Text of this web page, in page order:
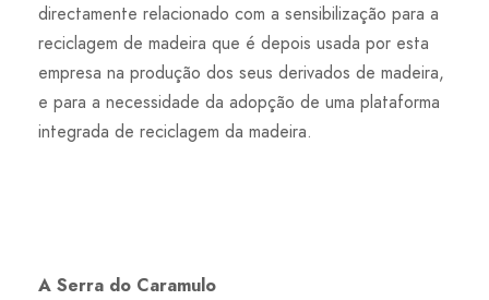
directamente relacionado com a sensibilização para a
reciclagem de madeira que é depois usada por esta
empresa na produção dos seus derivados de madeira,
e para a necessidade da adopção de uma plataforma
integrada de reciclagem da madeira.
A Serra do Caramulo